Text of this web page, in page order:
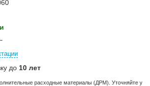
до 10 лет
расходные материалы (ДРМ). Уточняйте у